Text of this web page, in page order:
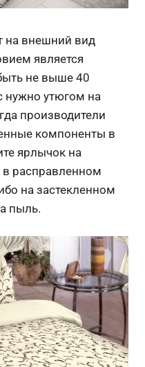
на внешний вид
является
не выше 40
нужно утюгом на
производители
компоненты в
ярлычок на
в расправленном
на застекленном
пыль.